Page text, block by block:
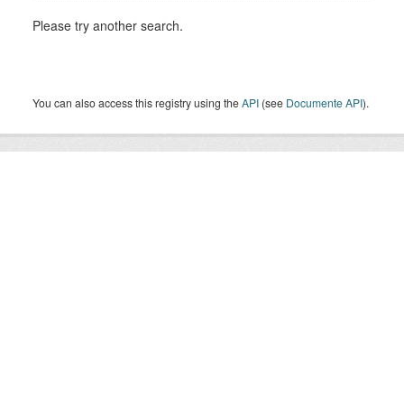
Please try another search.
You can also access this registry using theAPI (see Documente API).